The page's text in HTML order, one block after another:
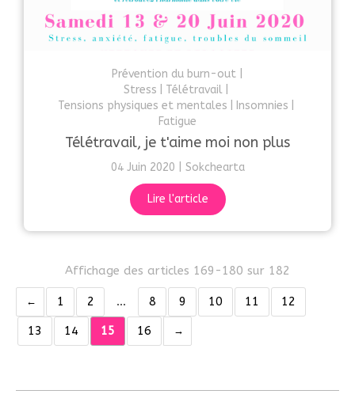
Prévention du burn-out
Stress
Télétravail
Tensions physiques et mentales
Insomnies
Fatigue
Télétravail, je t'aime moi non plus
04 Juin 2020 Sokchearta
Lire l'article
Affichage des articles 169-180 sur 182
1 2 … 8 9 10 11 12
13 14 15 16